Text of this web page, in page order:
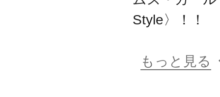
Style〉！！
もっと見る